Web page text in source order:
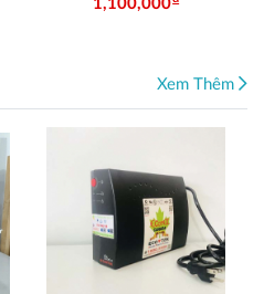
1,100,000
Xem Thêm